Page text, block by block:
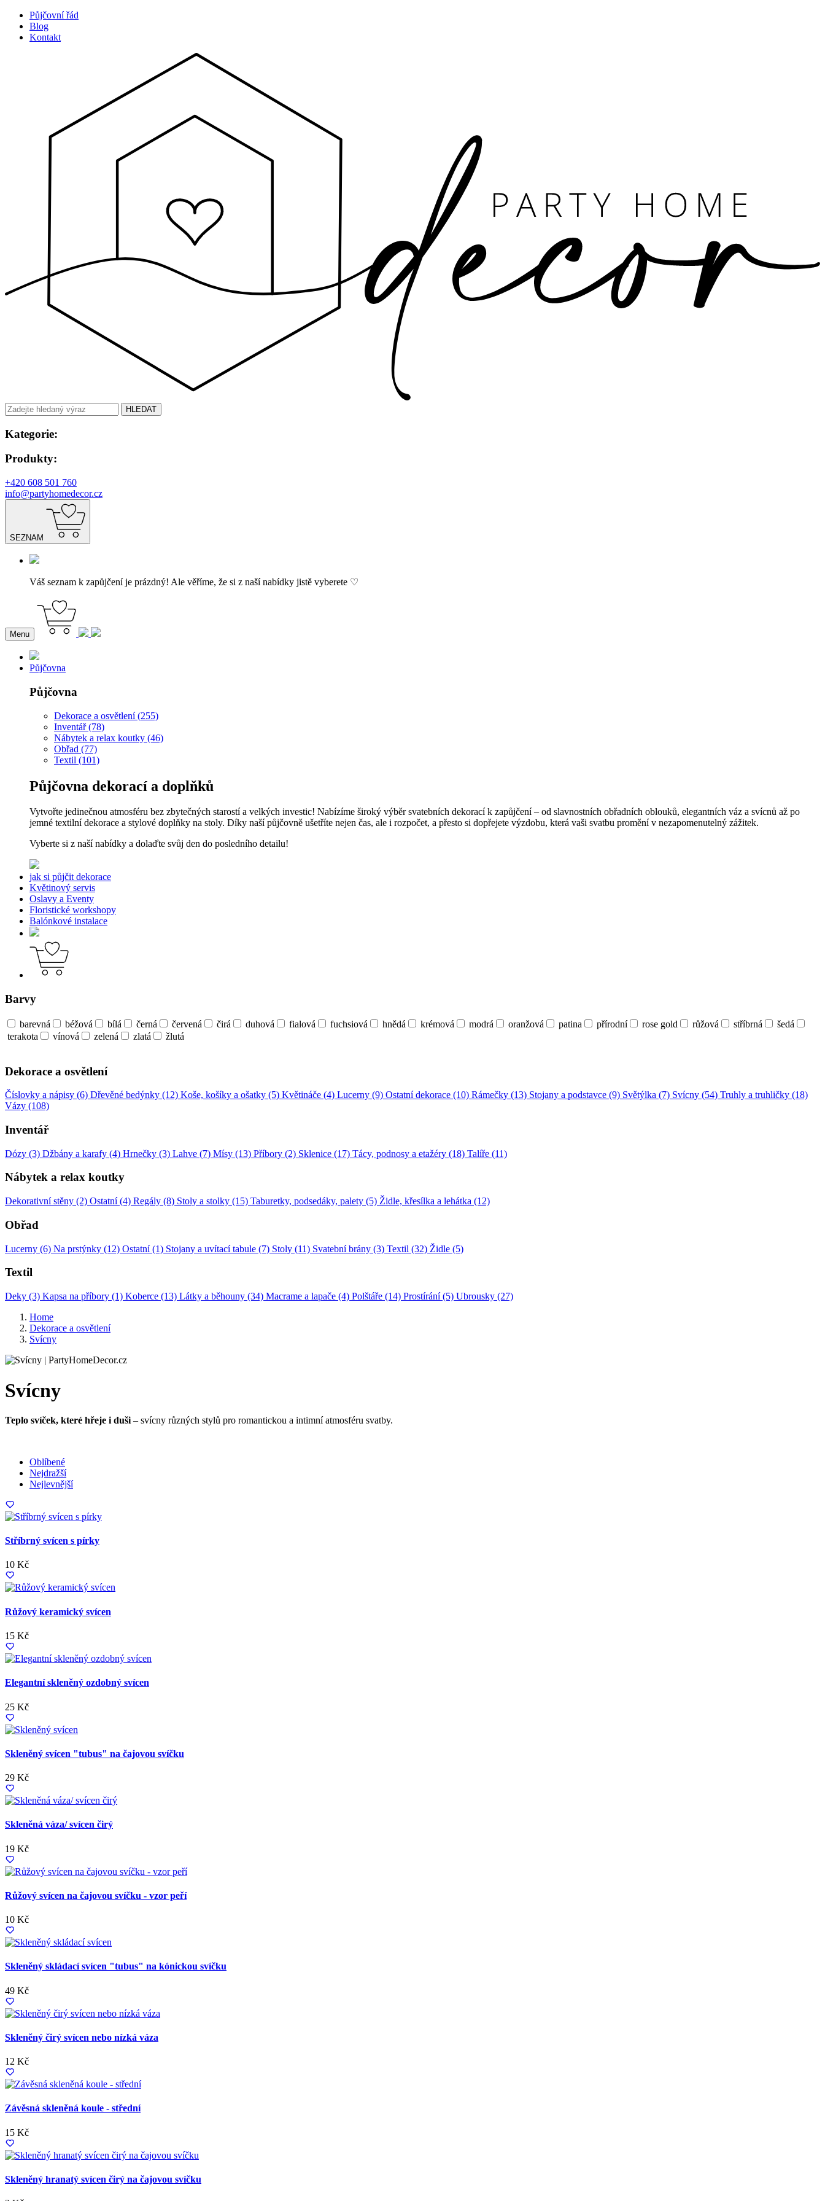
Půjčovní řád
Blog
Kontakt
HLEDAT
Kategorie:
Produkty:
+420 608 501 760
info@partyhomedecor.cz
SEZNAM
Váš seznam k zapůjčení je prázdný! Ale věříme, že si z naší nabídky jistě vyberete ♡
Menu
Půjčovna
Půjčovna
Dekorace a osvětlení (255)
Inventář (78)
Nábytek a relax koutky (46)
Obřad (77)
Textil (101)
Půjčovna dekorací a doplňků
Vytvořte jedinečnou atmosféru bez zbytečných starostí a velkých investic! Nabízíme široký výběr svatebních dekorací k zapůjčení – od slavnostních obřadních oblouků, elegantních váz a svícnů až po
jemné textilní dekorace a stylové doplňky na stoly. Díky naší půjčovně ušetříte nejen čas, ale i rozpočet, a přesto si dopřejete výzdobu, která vaši svatbu promění v nezapomenutelný zážitek.
Vyberte si z naší nabídky a dolaďte svůj den do posledního detailu!
jak si půjčit dekorace
Květinový servis
Oslavy a Eventy
Floristické workshopy
Balónkové instalace
Barvy
barevná béžová bílá černá červená čirá duhová fialová fuchsiová hnědá krémová modrá oranžová patina přírodní rose gold růžová stříbrná
šedá
terakota
vínová zelená zlatá žlutá
Dekorace a osvětlení
Číslovky a nápisy (6) Dřevěné bedýnky (12) Koše, košíky a ošatky (5) Květináče (4) Lucerny (9) Ostatní dekorace (10) Rámečky (13) Stojany a podstavce (9) Světýlka (7) Svícny (54) Truhly a truhličky (18)
Vázy (108)
Inventář
Dózy (3) Džbány a karafy (4) Hrnečky (3) Lahve (7) Mísy (13) Příbory (2) Sklenice (17) Tácy, podnosy a etažéry (18) Talíře (11)
Nábytek a relax koutky
Dekorativní stěny (2) Ostatní (4) Regály (8) Stoly a stolky (15) Taburetky, podsedáky, palety (5) Židle, křesílka a lehátka (12)
Obřad
Lucerny (6) Na prstýnky (12) Ostatní (1) Stojany a uvítací tabule (7) Stoly (11) Svatební brány (3) Textil (32) Židle (5)
Textil
Deky (3) Kapsa na příbory (1) Koberce (13) Látky a běhouny (34) Macrame a lapače (4) Polštáře (14) Prostírání (5) Ubrousky (27)
Home
Dekorace a osvětlení
Svícny
Svícny
Teplo svíček, které hřeje i duši – svícny různých stylů pro romantickou a intimní atmosféru svatby.
Oblíbené
Nejdražší
Nejlevnější
Stříbrný svícen s pírky
10 Kč
Růžový keramický svícen
15 Kč
Elegantní skleněný ozdobný svícen
25 Kč
Skleněný svícen "tubus" na čajovou svíčku
29 Kč
Skleněná váza/ svícen čirý
19 Kč
Růžový svícen na čajovou svíčku - vzor peří
10 Kč
Skleněný skládací svícen "tubus" na kónickou svíčku
49 Kč
Skleněný čirý svícen nebo nízká váza
12 Kč
Závěsná skleněná koule - střední
15 Kč
Skleněný hranatý svícen čirý na čajovou svíčku